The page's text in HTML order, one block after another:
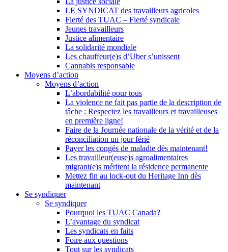
LE SYNDICAT des travailleurs agricoles
Fierté des TUAC – Fierté syndicale
Jeunes travailleurs
Justice alimentaire
La solidarité mondiale
Les chauffeur(e)s d’Uber s’unissent
Cannabis responsable
Moyens d’action
Moyens d’action
L’abordabilité pour tous
La violence ne fait pas partie de la description de
tâche : Respectez les travailleurs et travailleuses
en première ligne!
Faire de la Journée nationale de la vérité et de la
réconciliation un jour férié
Payer les congés de maladie dès maintenant!
Les travailleur(euse)s agroalimentaires
migrant(e)s méritent la résidence permanente
Mettez fin au lock-out du Heritage Inn dès
maintenant
Se syndiquer
Se syndiquer
Pourquoi les TUAC Canada?
L’avantage du syndicat
Les syndicats en faits
Foire aux questions
Tout sur les syndicats